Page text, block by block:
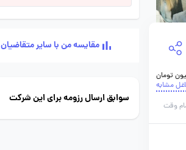
مشابه
وقت
مقایسه من با سایر متقاضیان
سوابق ارسال رزومه برای این شرکت